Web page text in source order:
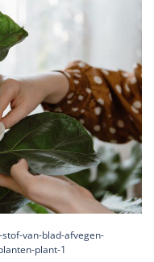
van-blad-afvegen-
plant-1